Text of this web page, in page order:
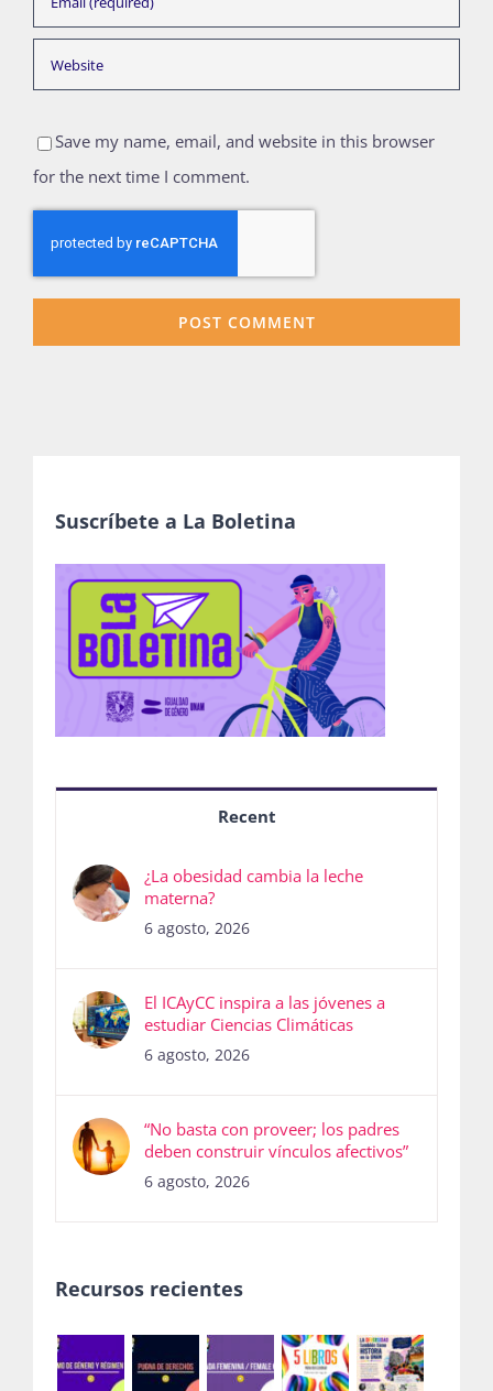
Save my name, email, and website in this browser
for the next time I comment.
Suscríbete a La Boletina
Recent
¿La obesidad cambia la leche
materna?
6 agosto, 2026
El ICAyCC inspira a las jóvenes a
estudiar Ciencias Climáticas
6 agosto, 2026
“No basta con proveer; los padres
deben construir vínculos afectivos”
6 agosto, 2026
Recursos recientes